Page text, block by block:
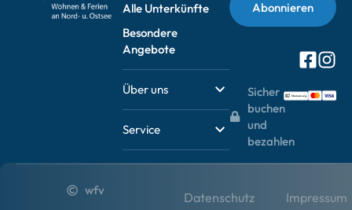
Alle Unterkünfte
Besondere
Angebote
Über uns
Service
Sicher
buchen
und
bezahlen
wfv Datenschutz Impressum